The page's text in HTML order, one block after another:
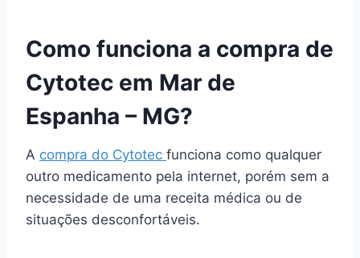
Como funciona a compra de
Cytotec em Mar de
Espanha – MG?
A compra do Cytotec funciona como qualquer
outro medicamento pela internet, porém sem a
necessidade de uma receita médica ou de
situações desconfortáveis.